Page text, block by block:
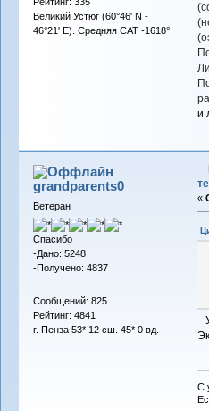
Великий Устюг (60°46' N -
46°21' E). Средняя САТ -1618°.
и
grandparents0
Ветеран
Спасибо
-Дано: 5248
-Получено: 4837
Сообщений: 825
Рейтинг: 4841
г. Пенза 53* 12 сш. 45* 0 вд.
«
С